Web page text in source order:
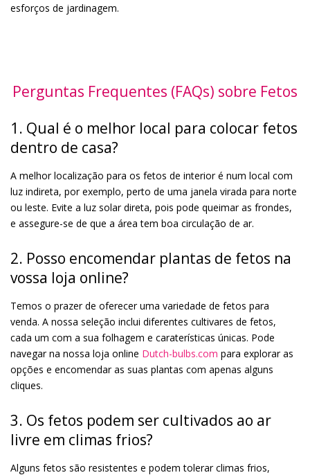
esforços de jardinagem.
Perguntas Frequentes (FAQs) sobre Fetos
1. Qual é o melhor local para colocar fetos
dentro de casa?
A melhor localização para os fetos de interior é num local com
luz indireta, por exemplo, perto de uma janela virada para norte
ou leste. Evite a luz solar direta, pois pode queimar as frondes,
e assegure-se de que a área tem boa circulação de ar.
2. Posso encomendar plantas de fetos na
vossa loja online?
Temos o prazer de oferecer uma variedade de fetos para
venda. A nossa seleção inclui diferentes cultivares de fetos,
cada um com a sua folhagem e caraterísticas únicas. Pode
navegar na nossa loja online Dutch-bulbs.com para explorar as
opções e encomendar as suas plantas com apenas alguns
cliques.
3. Os fetos podem ser cultivados ao ar
livre em climas frios?
Alguns fetos são resistentes e podem tolerar climas frios,